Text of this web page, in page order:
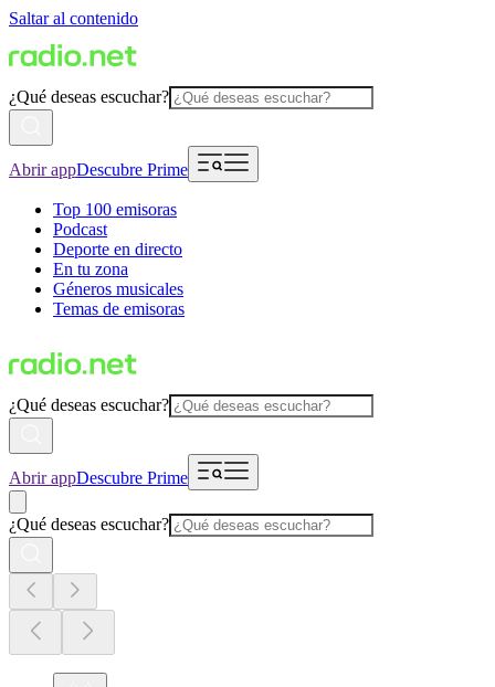
Saltar al contenido
¿Qué deseas escuchar?
Abrir appDescubre Prime
Top 100 emisoras
Podcast
Deporte en directo
En tu zona
Géneros musicales
Temas de emisoras
¿Qué deseas escuchar?
Abrir appDescubre Prime
¿Qué deseas escuchar?